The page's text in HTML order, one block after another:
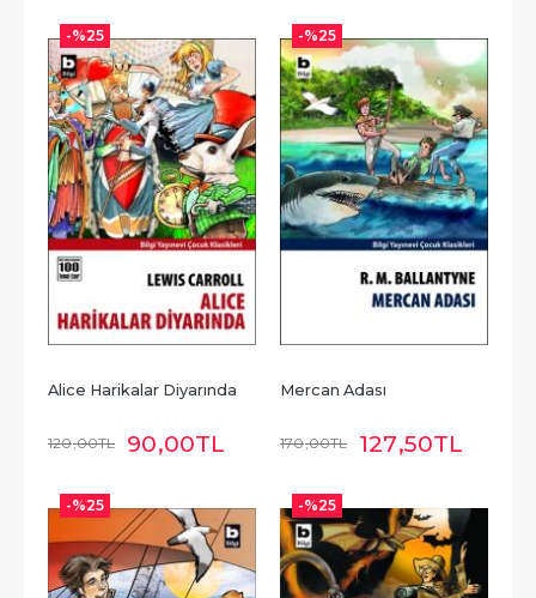
-%25
Alice Harikalar Diyarında
120,00TL 90,00TL
-%25
Mercan Adası
170,00TL 127,50TL
-%25 -%25